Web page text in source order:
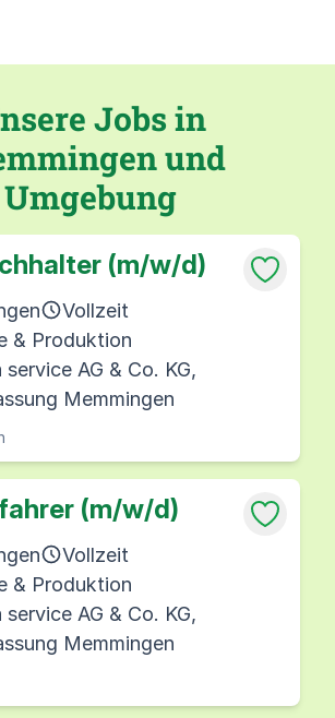
Jobs in
und
Umgebung
(m/w/d)
Vollzeit
& Produktion
service AG & Co. KG,
Memmingen
(m/w/d)
Vollzeit
& Produktion
service AG & Co. KG,
Memmingen